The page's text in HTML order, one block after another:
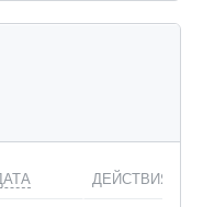
ДЕЙСТВИЯ